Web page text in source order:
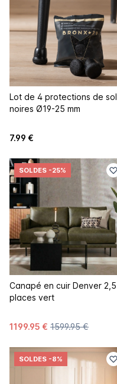
Lot de 4 protections de sol
noires Ø19-25 mm
7.99 €
SOLDES -25%
Canapé en cuir Denver 2,5
places vert
1199.95 € 1599.95 €
SOLDES -8%